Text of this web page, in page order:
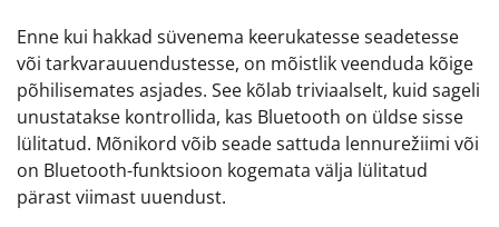
Enne kui hakkad süvenema keerukatesse seadetesse
või tarkvarauuendustesse, on mõistlik veenduda kõige
põhilisemates asjades. See kõlab triviaalselt, kuid sageli
unustatakse kontrollida, kas Bluetooth on üldse sisse
lülitatud. Mõnikord võib seade sattuda lennurežiimi või
on Bluetooth-funktsioon kogemata välja lülitatud
pärast viimast uuendust.